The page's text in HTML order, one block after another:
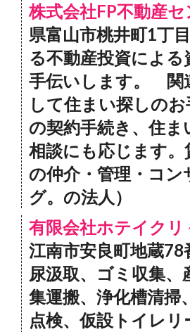
株式会社FP不動産
県富山市桃井町1丁
る不動産投資による
手伝いします。 関
して住まい探しの
の契約手続き、住ま
相談にも応じます。
の仲介・管理・コン
グ。の法人）
有限会社ホテイクリ
江南市安良町地蔵78
尿汲取、ゴミ収集、
集運搬、浄化槽清掃
点検、仮設トイレリ